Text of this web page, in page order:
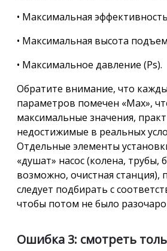
• Максимальная
• Максимальная высота
• Максимальное давление (Ps).
Обратите внимание, что
параметров помечен «Max»,
максимальные значения,
недостижимые в реальных
Отдельные элементы
«душат» насос (колена, трубы,
возможно, очистная станция),
следует подбирать с
чтобы потом не было
Ошибка 3: смотреть